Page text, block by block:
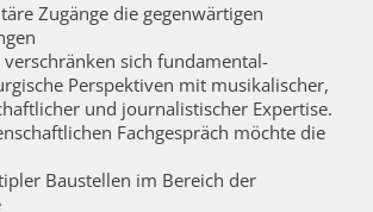
Zugänge die gegenwärtigen
verschränken sich fundamental-
Perspektiven mit musikalischer,
und journalistischer Expertise.
Fachgespräch möchte die
Baustellen im Bereich der